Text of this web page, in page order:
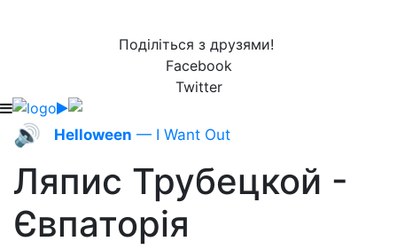
Поділіться з друзями!
Facebook
Twitter
🔊 Helloween — I Want Out
Ляпис Трубецкой -
Євпаторія